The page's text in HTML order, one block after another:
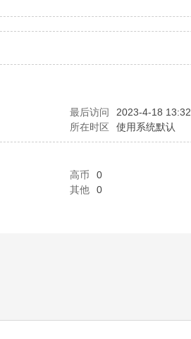
最后访问
2023-4-18 13:32
所在时区 使用系统默认
高币
0
其他
0